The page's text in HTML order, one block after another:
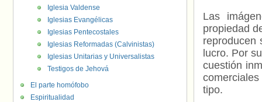
Las
propiedad
reproducen
lucro. Por
cuestión
tipo.
Iglesia Valdense
Iglesias Evangélicas
Iglesias Pentecostales
Iglesias Reformadas (Calvinistas)
Iglesias Unitarias y Universalistas
Testigos de Jehová
El parte homófobo
Espiritualidad